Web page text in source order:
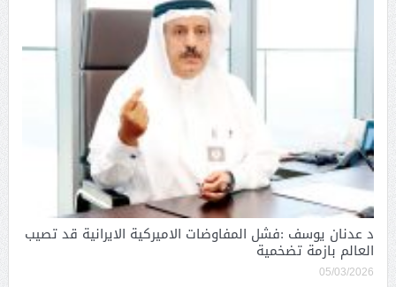
د عدنان يوسف :فشل المفاوضات الاميركية الايرانية قد تصيب
العالم بازمة تضخمية
05/03/2026